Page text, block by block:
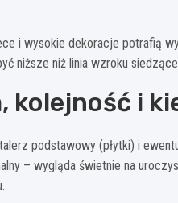
i wysokie dekoracje potrafią
niższe niż linia wzroku
kolejność i
podstawowy (płytki) i
– wygląda świetnie na